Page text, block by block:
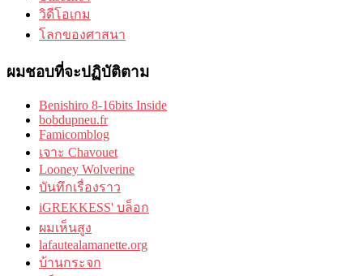
วิดีโอเกม
โลกของศาสนา
ผมชอบที่จะปฏิบัติตาม
Benishiro 8-16bits Inside
bobdupneu.fr
Famicomblog
เจาะ Chavouet
Looney Wolverine
บันทึกเรื่องราว
iGREKKESS' บล็อก
ผมเห็นสูง
lafautealamanette.org
บ้านกระจก